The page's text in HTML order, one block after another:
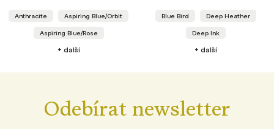
Anthracite Aspiring Blue/Orbit
Aspiring Blue/Rose
+ další
Blue Bird Deep Heather
Deep Ink
+ další
Odebírat newsletter